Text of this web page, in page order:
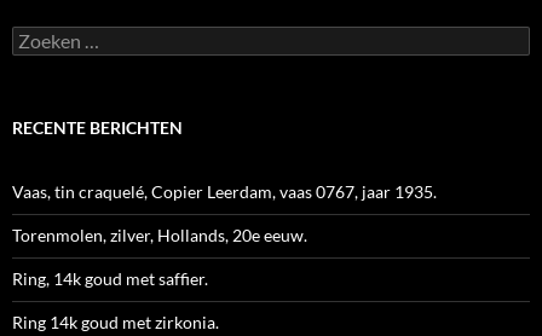
Zoeken
naar:
RECENTE BERICHTEN
Vaas, tin craquelé, Copier Leerdam, vaas 0767, jaar 1935.
Torenmolen, zilver, Hollands, 20e eeuw.
Ring, 14k goud met saffier.
Ring 14k goud met zirkonia.